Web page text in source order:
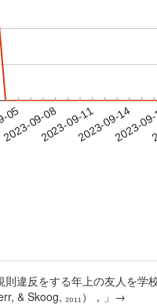
05
2023-09-082023-09-112023-09-14
2023-
違反をする年上の友人を学
& Skoog, ₂₀₁₁），」→